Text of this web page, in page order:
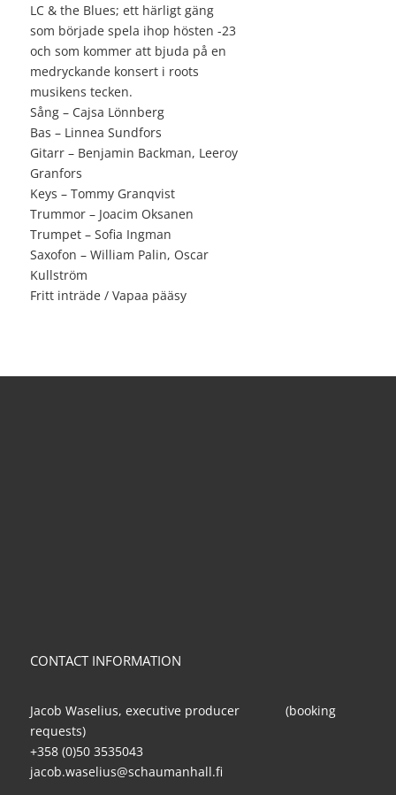
LC & the Blues; ett härligt gäng
som började spela ihop hösten -23
och som kommer att bjuda på en
medryckande konsert i roots
musikens tecken.
Sång – Cajsa Lönnberg
Bas – Linnea Sundfors
Gitarr – Benjamin Backman, Leeroy
Granfors
Keys – Tommy Granqvist
Trummor – Joacim Oksanen
Trumpet – Sofia Ingman
Saxofon – William Palin, Oscar
Kullström
Fritt inträde / Vapaa pääsy
CONTACT INFORMATION
Jacob Waselius, executive producer (booking
requests)
+358 (0)50 3535043
jacob.waselius@schaumanhall.fi